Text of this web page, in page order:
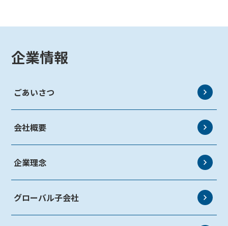
企業情報
ごあいさつ
会社概要
企業理念
グローバル子会社